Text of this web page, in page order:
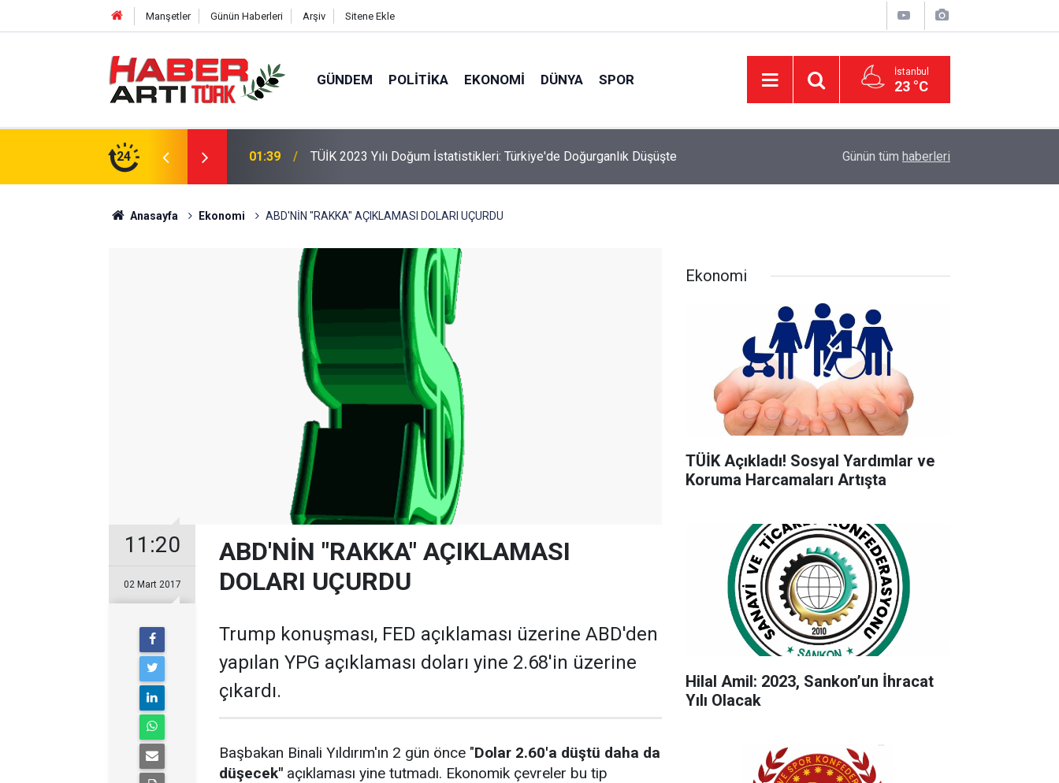
Manşetler Günün Haberleri Arşiv Sitene Ekle
GÜNDEM POLITIKA EKONOMI DÜNYA SPOR İstanbul
23 °C
24
Türkiye'de Doğurganlık Düşüşte 22:47 16 Maddelik Maden Kanunu Teklif Kabul Edildi DEVA Partisi'nde Büyük Kongre Hazırlıkları
Günün tüm haberleri
Anasayfa Ekonomi ABD'NİN "RAKKA" AÇIKLAMASI DOLARI UÇURDU
11:20
02 Mart 2017
ABD'NİN "RAKKA" AÇIKLAMASI
DOLARI UÇURDU
Trump konuşması, FED açıklaması üzerine ABD'den
yapılan YPG açıklaması doları yine 2.68'in üzerine
çıkardı.
Başbakan Binali Yıldırım'ın 2 gün önce "Dolar 2.60'a düştü daha da
düşecek" açıklaması yine tutmadı. Ekonomik çevreler bu tip
Ekonomi
TÜİK Açıkladı! Sosyal Yardımlar ve
Koruma Harcamaları Artışta
Hilal Amil: 2023, Sankon’un İhracat
Yılı Olacak